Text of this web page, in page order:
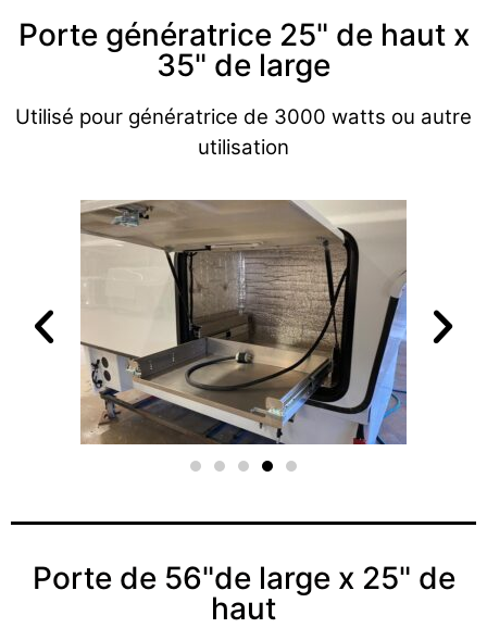
Porte génératrice 25" de haut x
35" de large
Utilisé pour génératrice de 3000 watts ou autre
utilisation
Porte de 56"de large x 25" de
haut